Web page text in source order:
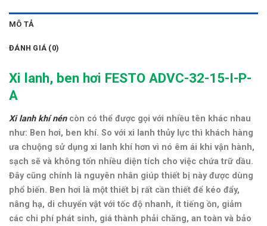
MÔ TẢ
ĐÁNH GIÁ (0)
Xi lanh, ben hơi FESTO ADVC-32-15-I-P-
A
Xi lanh khí nén còn có thể được gọi với nhiều tên khác nhau
như: Ben hơi, ben khí. So với xi lanh thủy lực thì khách hàng
ưa chuộng sử dụng xi lanh khí hơn vì nó êm ái khi vận hành,
sạch sẽ và không tốn nhiều diện tích cho việc chứa trữ dầu.
Đây cũng chính là nguyên nhân giúp thiết bị này được dùng
phổ biến. Ben hơi là một thiết bị rất cần thiết để kéo đẩy,
nâng hạ, di chuyển vật với tốc độ nhanh, ít tiếng ồn, giảm
các chi phí phát sinh, giá thành phải chăng, an toàn và bảo